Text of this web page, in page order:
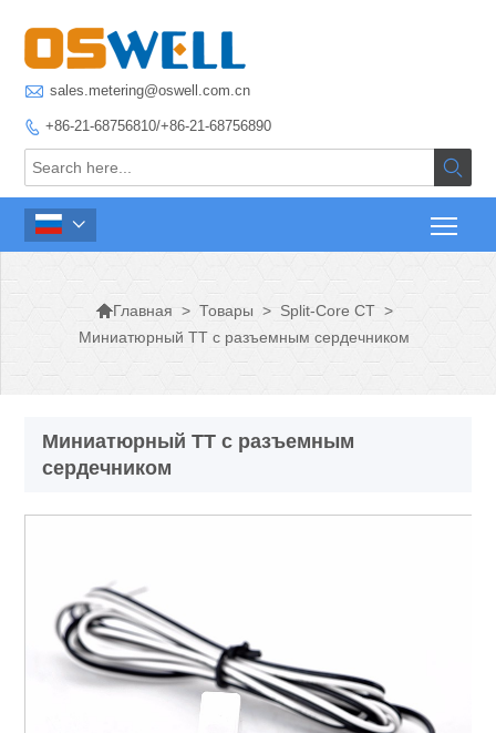
 sales.metering@oswell.com.cn
 +86-21-68756810/+86-21-68756890


Главная > Товары > Split-Core CT >
Миниатюрный ТТ с разъемным сердечником
Миниатюрный ТТ с разъемным
сердечником